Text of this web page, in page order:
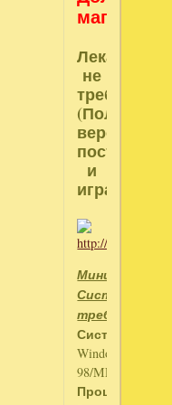
магов
Лекарство:
не
требуется
(Полная
версия
поставь
и
играй)
Минимальные
Системные
требования:
Система
Windows
98/ME/2000/XP/
Процессор